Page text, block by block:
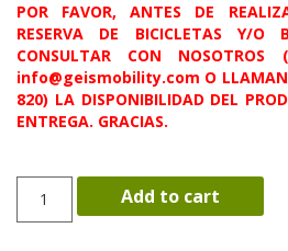
POR FAVOR, ANTES DE
RESERVA DE BICICLETAS Y/O
CONSULTAR CON
info@geismobility.com O
820) LA DISPONIBILIDAD DEL
ENTREGA. GRACIAS.
Diecisiete
Add to cart